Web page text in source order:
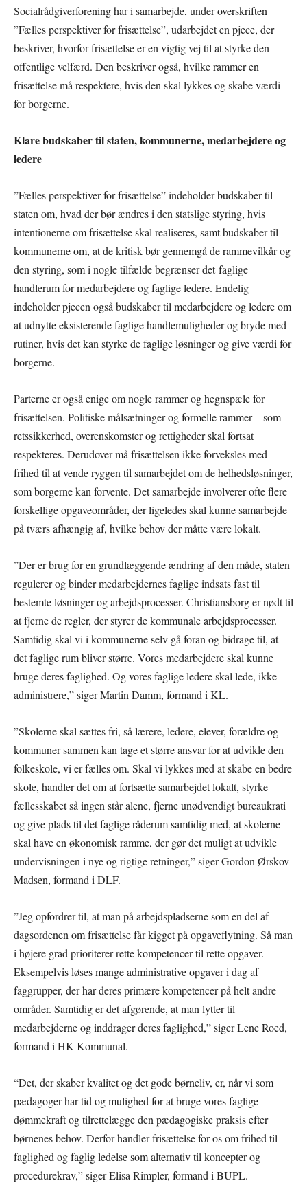
Socialrådgiverforening har i samarbejde, under overskriften
”Fælles perspektiver for frisættelse”, udarbejdet en pjece, der
beskriver, hvorfor frisættelse er en vigtig vej til at styrke den
offentlige velfærd. Den beskriver også, hvilke rammer en
frisættelse må respektere, hvis den skal lykkes og skabe værdi
for borgerne.
Klare budskaber til staten, kommunerne, medarbejdere og
ledere
”Fælles perspektiver for frisættelse” indeholder budskaber til
staten om, hvad der bør ændres i den statslige styring, hvis
intentionerne om frisættelse skal realiseres, samt budskaber til
kommunerne om, at de kritisk bør gennemgå de rammevilkår og
den styring, som i nogle tilfælde begrænser det faglige
handlerum for medarbejdere og faglige ledere. Endelig
indeholder pjecen også budskaber til medarbejdere og ledere om
at udnytte eksisterende faglige handlemuligheder og bryde med
rutiner, hvis det kan styrke de faglige løsninger og give værdi for
borgerne.
Parterne er også enige om nogle rammer og hegnspæle for
frisættelsen. Politiske målsætninger og formelle rammer – som
retssikkerhed, overenskomster og rettigheder skal fortsat
respekteres. Derudover må frisættelsen ikke forveksles med
frihed til at vende ryggen til samarbejdet om de helhedsløsninger,
som borgerne kan forvente. Det samarbejde involverer ofte flere
forskellige opgaveområder, der ligeledes skal kunne samarbejde
på tværs afhængig af, hvilke behov der måtte være lokalt.
”Der er brug for en grundlæggende ændring af den måde, staten
regulerer og binder medarbejdernes faglige indsats fast til
bestemte løsninger og arbejdsprocesser. Christiansborg er nødt til
at fjerne de regler, der styrer de kommunale arbejdsprocesser.
Samtidig skal vi i kommunerne selv gå foran og bidrage til, at
det faglige rum bliver større. Vores medarbejdere skal kunne
bruge deres faglighed. Og vores faglige ledere skal lede, ikke
administrere,” siger Martin Damm, formand i KL.
”Skolerne skal sættes fri, så lærere, ledere, elever, forældre og
kommuner sammen kan tage et større ansvar for at udvikle den
folkeskole, vi er fælles om. Skal vi lykkes med at skabe en bedre
skole, handler det om at fortsætte samarbejdet lokalt, styrke
fællesskabet så ingen står alene, fjerne unødvendigt bureaukrati
og give plads til det faglige råderum samtidig med, at skolerne
skal have en økonomisk ramme, der gør det muligt at udvikle
undervisningen i nye og rigtige retninger,” siger Gordon Ørskov
Madsen, formand i DLF.
”Jeg opfordrer til, at man på arbejdspladserne som en del af
dagsordenen om frisættelse får kigget på opgaveflytning. Så man
i højere grad prioriterer rette kompetencer til rette opgaver.
Eksempelvis løses mange administrative opgaver i dag af
faggrupper, der har deres primære kompetencer på helt andre
områder. Samtidig er det afgørende, at man lytter til
medarbejderne og inddrager deres faglighed,” siger Lene Roed,
formand i HK Kommunal.
“Det, der skaber kvalitet og det gode børneliv, er, når vi som
pædagoger har tid og mulighed for at bruge vores faglige
dømmekraft og tilrettelægge den pædagogiske praksis efter
børnenes behov. Derfor handler frisættelse for os om frihed til
faglighed og faglig ledelse som alternativ til koncepter og
procedurekrav,” siger Elisa Rimpler, formand i BUPL.